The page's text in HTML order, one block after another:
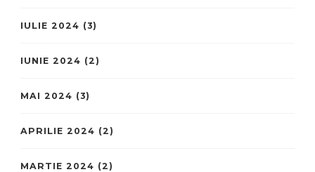
IULIE 2024 (3)
IUNIE 2024 (2)
MAI 2024 (3)
APRILIE 2024 (2)
MARTIE 2024 (2)